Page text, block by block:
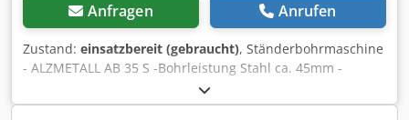
Anfragen Anrufen
Zustand: einsatzbereit (gebraucht), Ständerbohrmaschine
- ALZMETALL AB 35 S -Bohrleistung Stahl ca. 45mm -
Bohrleistung Guss ca. 48mm -Spindelaufnahme MK 4
Credpfxoznlf Eo Ab Ref -Ausladung ca. 350mm -Bohrhub